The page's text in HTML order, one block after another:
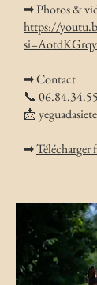
➡ Photos &
https://
➡ Contact
📞
📩
➡Télécharger